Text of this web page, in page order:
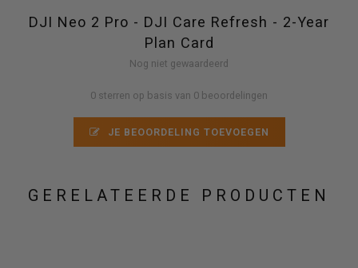
DJI Neo 2 Pro - DJI Care Refresh - 2-Year
Plan Card
Nog niet gewaardeerd
0 sterren op basis van 0 beoordelingen
JE BEOORDELING TOEVOEGEN
GERELATEERDE PRODUCTEN